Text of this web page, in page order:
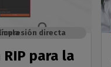
para la
película